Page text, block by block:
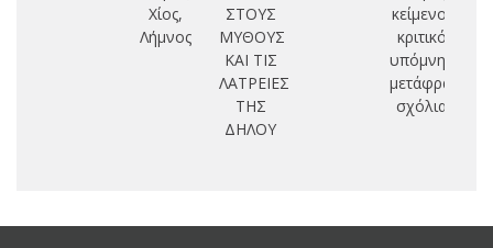
Χίος,
Λήμνος
ΣΤΟΥΣ
ΜΥΘΟΥΣ
ΚΑΙ ΤΙΣ
ΛΑΤΡΕΙΕΣ
ΤΗΣ
ΔΗΛΟΥ
κείμενο,
κριτικό
υπόμνημα,
μετάφραση,
σχόλια